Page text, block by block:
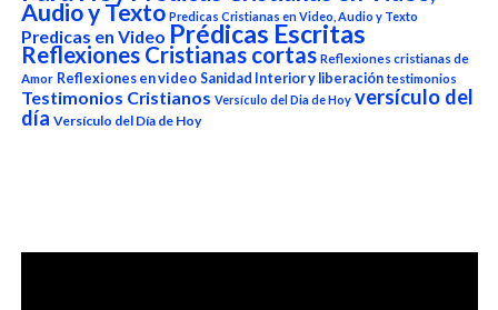
Audio y Texto Predicas Cristianas en Video, Audio y Texto
Predicas en Video Prédicas Escritas
Reflexiones Cristianas cortas Reflexiones cristianas de
Amor Reflexiones en video Sanidad Interior y liberación testimonios
Testimonios Cristianos Versículo del Dia de Hoy versículo del
día Versículo del Día de Hoy
Reproductor